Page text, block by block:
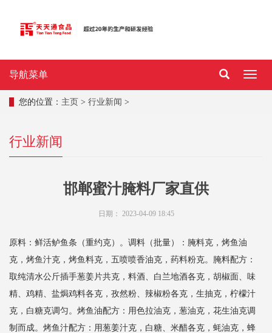
导
导航菜单
您的位置： 主页 > 行业新闻 >
行业新闻
邯郸蜜汁腌料厂家直供
日期： 2023-04-09 18:45
原料：鲜活鲈鱼条（重约克）。调料（批量）：腌料克，烤鱼油
克，烤鱼汁克，烤鱼料克，五喷喷香油克，药料粉克。腌料配方：
取纯清水公斤插手葱姜片共克，料酒、白兰地酒各克，胡椒面、味
精、鸡精、盐焗鸡料各克，孜然粉、辣椒粉各克，生抽克，柠檬汁
克，白糖克调匀。烤鱼油配方：用色拉油克，葱油克，花生油克调
制而成。烤鱼汁配方：用葱姜汁克，白糖、米醋各克，蚝油克，蜂